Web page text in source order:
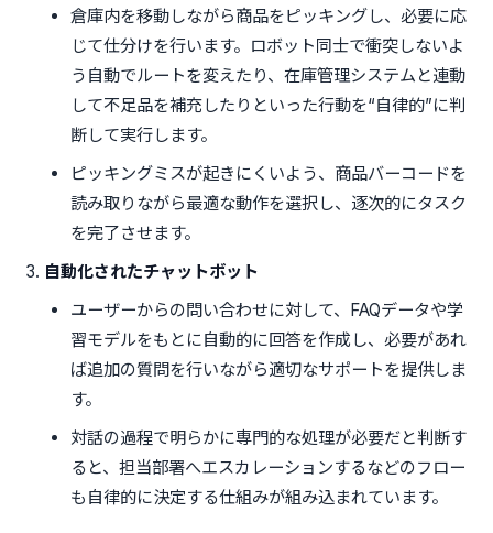
倉庫内を移動しながら商品をピッキングし、必要に応
じて仕分けを行います。ロボット同士で衝突しないよ
う自動でルートを変えたり、在庫管理システムと連動
して不足品を補充したりといった行動を“自律的”に判
断して実行します。
ピッキングミスが起きにくいよう、商品バーコードを
読み取りながら最適な動作を選択し、逐次的にタスク
を完了させます。
自動化されたチャットボット
ユーザーからの問い合わせに対して、FAQデータや学
習モデルをもとに自動的に回答を作成し、必要があれ
ば追加の質問を行いながら適切なサポートを提供しま
す。
対話の過程で明らかに専門的な処理が必要だと判断す
ると、担当部署へエスカレーションするなどのフロー
も自律的に決定する仕組みが組み込まれています。